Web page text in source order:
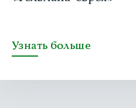
Узнать больше